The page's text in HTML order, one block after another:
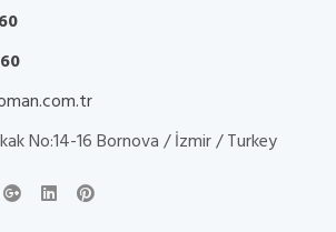
No:14-16 Bornova / İzmir / Turkey